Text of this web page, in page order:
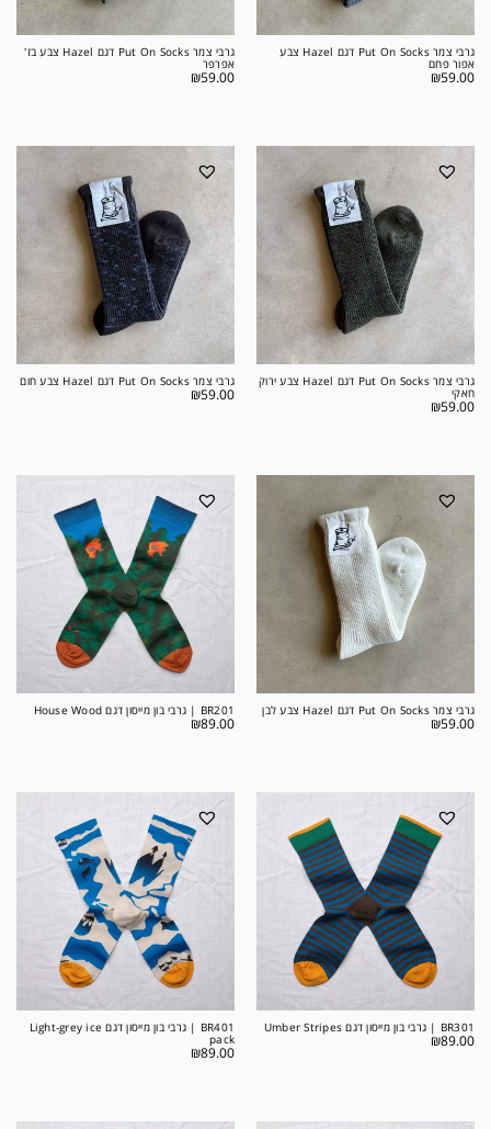
גרבי צמר Put On Socks דגם Hazel צבע
אפור פחם
₪59.00
גרבי צמר Put On Socks דגם Hazel צבע בז'
אפרפר
₪59.00
גרבי צמר Put On Socks דגם Hazel צבע ירוק
חאקי
₪59.00
גרבי צמר Put On Socks דגם Hazel צבע חום
₪59.00
גרבי צמר Put On Socks דגם Hazel צבע לבן
₪59.00
BR201 | גרבי בון מייסון דגם House Wood
₪89.00
BR301 | גרבי בון מייסון דגם Umber Stripes
₪89.00
BR401 | גרבי בון מייסון דגם Light-grey ice
pack
₪89.00